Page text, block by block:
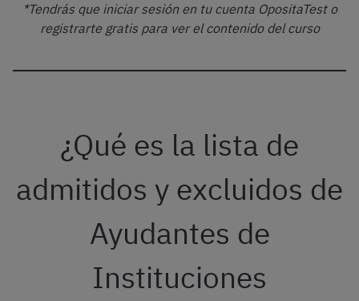
*Tendrás que iniciar sesión en tu cuenta OpositaTest o
registrarte gratis para ver el contenido del curso
¿Qué es la lista de
admitidos y excluidos de
Ayudantes de
Instituciones